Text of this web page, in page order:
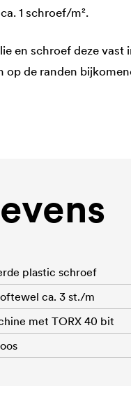
1 schroef/m².
en schroef deze vast
de randen
plastic schroef
ca. 3 st./m
met TORX 40 bit